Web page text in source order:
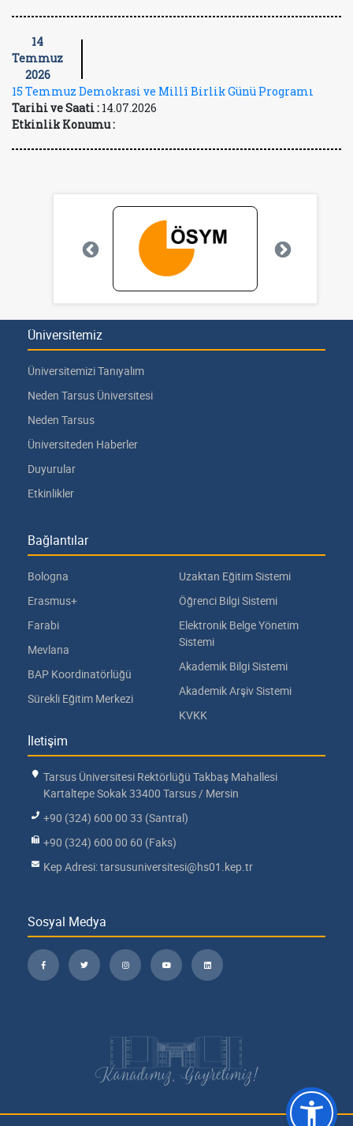
14
Temmuz
2026
15 Temmuz Demokrasi ve Millî Birlik Günü Programı
Tarihi ve Saati : 14.07.2026
Etkinlik Konumu :
Üniversitemiz
Üniversitemizi Tanıyalım
Neden Tarsus Üniversitesi
Neden Tarsus
Üniversiteden Haberler
Duyurular
Etkinlikler
Bağlantılar
Bologna
Erasmus+
Farabi
Mevlana
BAP Koordinatörlüğü
Sürekli Eğitim Merkezi
Uzaktan Eğitim Sistemi
Öğrenci Bilgi Sistemi
Elektronik Belge Yönetim
Sistemi
Akademik Bilgi Sistemi
Akademik Arşiv Sistemi
KVKK
İletişim
Tarsus Üniversitesi Rektörlüğü Takbaş Mahallesi
Kartaltepe Sokak 33400 Tarsus / Mersin
+90 (324) 600 00 33 (Santral)
+90 (324) 600 00 60 (Faks)
Kep Adresi: tarsusuniversitesi@hs01.kep.tr
Sosyal Medya
Kanadımız, Gayretimiz!